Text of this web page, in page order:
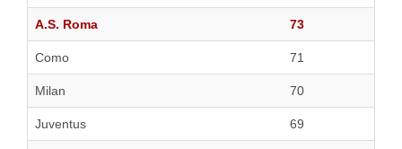
A.S. Roma 73
Como 71
Milan 70
Juventus 69